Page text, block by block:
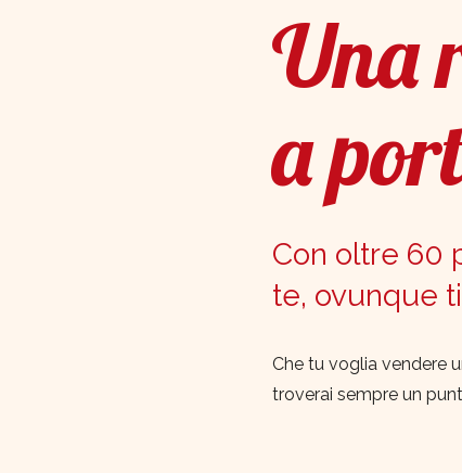
Una
a
Con oltre 60
te, ovunque
Che tu voglia vendere
troverai sempre un